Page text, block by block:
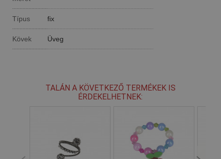
Típus fix
Kövek Üveg
TALÁN A KÖVETKEZŐ TERMÉKEK IS
ÉRDEKELHETNEK: